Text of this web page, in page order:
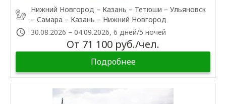
Нижний Новгород – Казань – Тетюши – Ульяновск
– Самара – Казань – Нижний Новгород
30.08.2026 – 04.09.2026, 6 дней/5 ночей
От 71 100 руб./чел.
Подробнее